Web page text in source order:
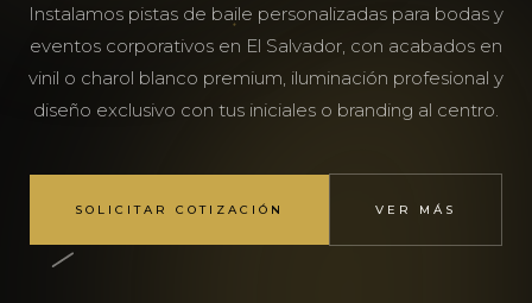
Instalamos pistas de baile personalizadas para bodas y
eventos corporativos en El Salvador, con acabados en
vinil o charol blanco premium, iluminación profesional y
diseño exclusivo con tus iniciales o branding al centro.
SOLICITAR COTIZACIÓN VER MÁS